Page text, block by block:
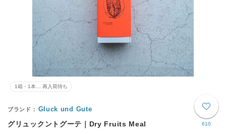
1箱・1本… 再入荷待ち
610
Gluck und Gute
グリュックントグーテ｜Dry Fruits Meal